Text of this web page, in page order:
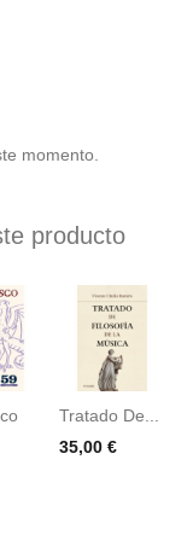
momento.
producto
Tratado De...
Precio
35,00 €